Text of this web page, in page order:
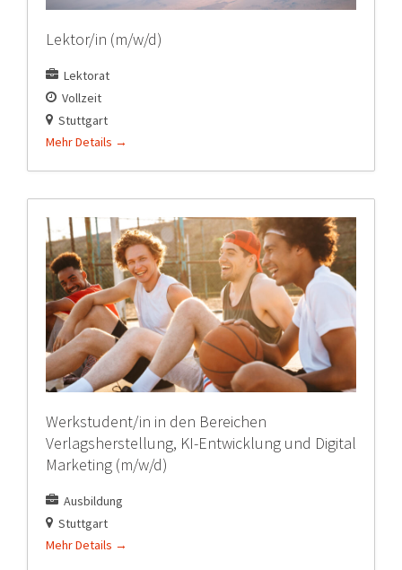
Lektor/in (m/w/d)
Lektorat
Vollzeit
Stuttgart
Mehr Details
Werkstudent/in in den Bereichen
Verlagsherstellung, KI-Entwicklung und Digital
Marketing (m/w/d)
Ausbildung
Stuttgart
Mehr Details